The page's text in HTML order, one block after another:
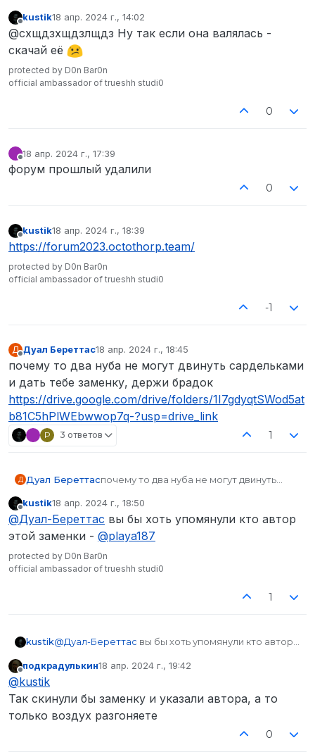
kustik18 апр. 2024 г., 14:02
отредактировано
@схщдзхщдзлщдз Ну так если она валялась -
скачай её
protected by D0n Bar0n
official ambassador of trueshh studi0
0
18 апр. 2024 г., 17:39
отредактировано
форум прошлый удалили
0
Не в сети
kustik18 апр. 2024 г., 18:39
отредактировано
https://forum2023.octothorp.team/
protected by D0n Bar0n
official ambassador of trueshh studi0
-1
Д Дуал Береттас18 апр. 2024 г., 18:45
отредактировано
почему то два нуба не могут двинуть сардельками
и дать тебе заменку, держи брадок
https://drive.google.com/drive/folders/1I7gdyqtSWod5at
b81C5hPlWEbwwop7q-?usp=drive_link
P 3 ответов 1
Д Дуал Береттаспочему то два нуба не могут двинуть
брадок
https://drive.google.com/drive/folders/1I7gd
yqtSWod5atb81C5hPlWEbwwop7q-?
Не в сети
kustik18 апр. 2024 г., 18:50
отредактировано
@Дуал-Береттас вы бы хоть упомянули кто автор
этой заменки - @playa187
protected by D0n Bar0n
official ambassador of trueshh studi0
1
kustik@Дуал-Береттас вы бы хоть упомянули кто автор
Не в сети
подкрадулькин18 апр. 2024 г., 19:42
отредактировано
@kustik
Так скинули бы заменку и указали автора, а то
только воздух разгоняете
0